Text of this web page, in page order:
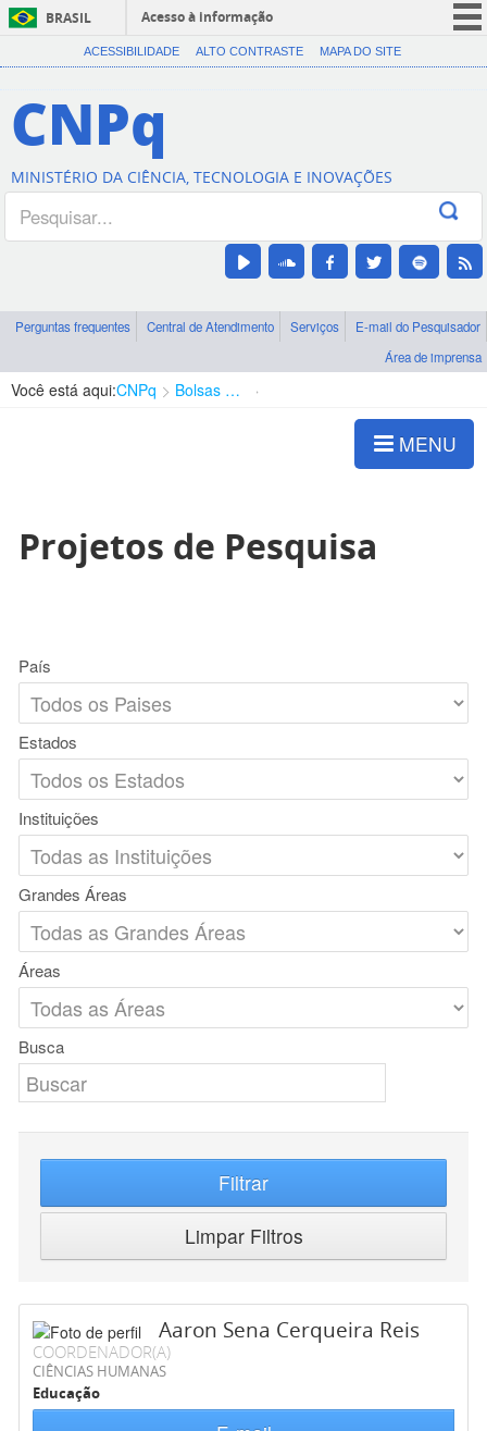
BRASIL
Acesso à informação
CORONAVÍRUS (COVID-19)
Canais
ACESSIBILIDADE ALTO CONTRASTE MAPA DO SITE
CNPq
MINISTÉRIO DA CIÊNCIA, TECNOLOGIA E INOVAÇÕES
Perguntas frequentes Central de Atendimento Serviços
E-mail do Pesquisador
Área de imprensa
Você está aqui:CNPq Bolsas e Auxílios Vigentes
MENU
Projetos de Pesquisa
País
Estados
Instituições
Grandes Áreas
Áreas
Busca
Filtrar
Limpar Filtros
Aaron Sena Cerqueira Reis
COORDENADOR(A)
CIÊNCIAS HUMANAS
Educação